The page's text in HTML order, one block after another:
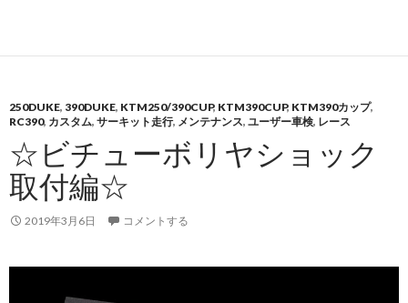
250DUKE, 390DUKE, KTM250/390CUP, KTM390CUP, KTM390カップ,
RC390, カスタム, サーキット走行, メンテナンス, ユーザー車検, レース
☆ビチューボリヤショック
取付編☆
2019年3月6日 コメントする